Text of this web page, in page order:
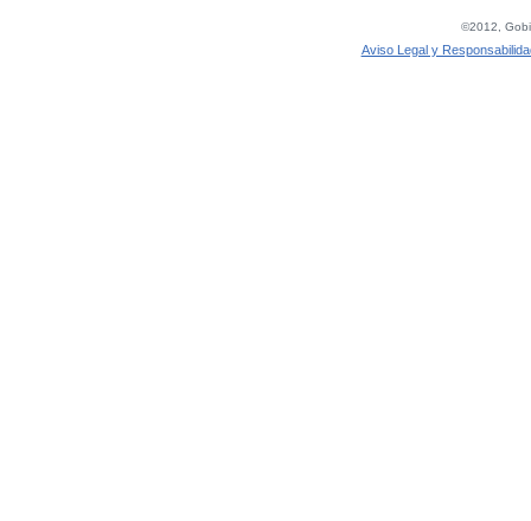
©2012,
Aviso Legal y